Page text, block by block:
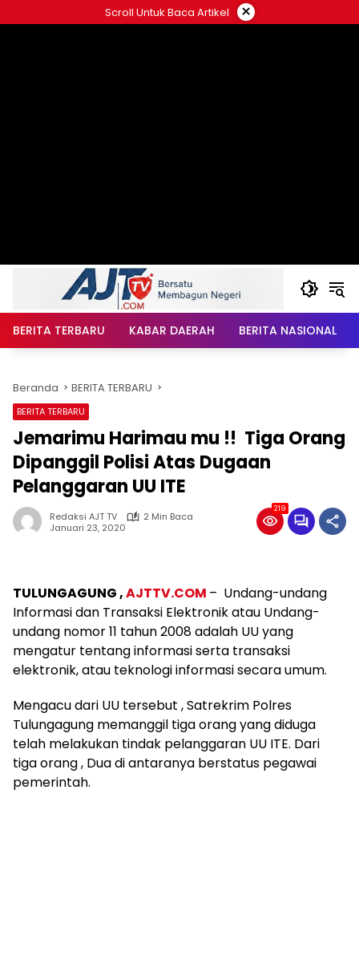
ke
Scroll Untuk Baca Artikel ×
BERITA TERBARU KABAR DAERAH BERITA NASIONAL
Beranda BERITA TERBARU
BERITA TERBARU
Jemarimu Harimau mu !! Tiga Orang
Dipanggil Polisi Atas Dugaan
Pelanggaran UU ITE
Redaksi AJT TV
2 Min Baca
Januari 23, 2020
219
TULUNGAGUNG ,AJTTV.COM – Undang-undang
Informasi dan Transaksi Elektronik atau Undang-
undang nomor 11 tahun 2008 adalah UU yang
mengatur tentang informasi serta transaksi
elektronik, atau teknologi informasi secara umum.
Mengacu dari UU tersebut , Satrekrim Polres
Tulungagung memanggil tiga orang yang diduga
telah melakukan tindak pelanggaran UU ITE. Dari
tiga orang , Dua di antaranya berstatus pegawai
pemerintah.